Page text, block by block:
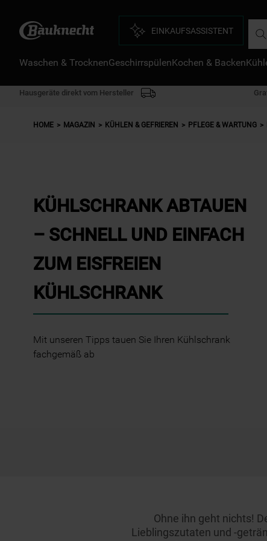
EINKAUFSASSISTENT
Waschen & TrocknenGeschirrspülenKochen & Backen
Hausgeräte direkt vom Hersteller
HOME MAGAZIN KÜHLEN & GEFRIEREN PFLEGE & WARTUNG
KÜHLSCHRANK ABTAUEN
– SCHNELL UND EINFACH
ZUM EISFREIEN
KÜHLSCHRANK
Mit unseren Tipps tauen Sie Ihren Kühlschrank
fachgemäß ab
Ohne ihn geht nichts!
Lieblingszutaten und -
2